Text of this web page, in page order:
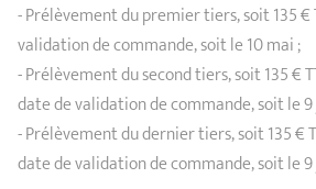
- Prélèvement du premier tiers, soit 135 €
validation de commande, soit le 10 mai ;
- Prélèvement du second tiers, soit 135 €
date de validation de commande, soit le
- Prélèvement du dernier tiers, soit 135 €
date de validation de commande, soit le